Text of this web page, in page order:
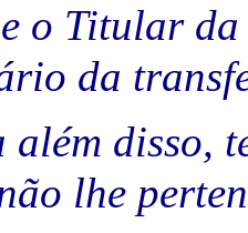
o Titular
da
além disso,
lhe